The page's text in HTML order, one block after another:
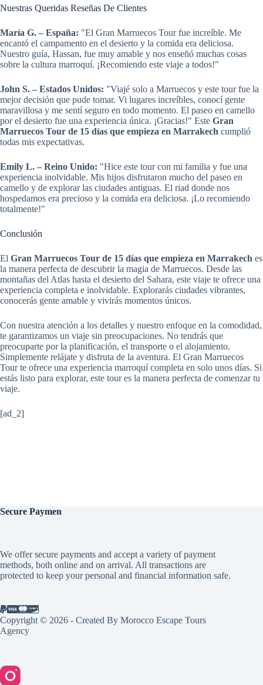
Nuestras Queridas Reseñas De Clientes
María G. – España: "El Gran Marruecos Tour fue increíble. Me
encantó el campamento en el desierto y la comida era deliciosa.
Nuestro guía, Hassan, fue muy amable y nos enseñó muchas cosas
sobre la cultura marroquí. ¡Recomiendo este viaje a todos!"
John S. – Estados Unidos: "Viajé solo a Marruecos y este tour fue la
mejor decisión que pude tomar. Vi lugares increíbles, conocí gente
maravillosa y me sentí seguro en todo momento. El paseo en camello
por el desierto fue una experiencia única. ¡Gracias!" Este Gran
Marruecos Tour de 15 días que empieza en Marrakech cumplió
todas mis expectativas.
Emily L. – Reino Unido: "Hice este tour con mi familia y fue una
experiencia inolvidable. Mis hijos disfrutaron mucho del paseo en
camello y de explorar las ciudades antiguas. El riad donde nos
hospedamos era precioso y la comida era deliciosa. ¡Lo recomiendo
totalmente!"
Conclusión
El Gran Marruecos Tour de 15 días que empieza en Marrakech es
la manera perfecta de descubrir la magia de Marruecos. Desde las
montañas del Atlas hasta el desierto del Sahara, este viaje te ofrece una
experiencia completa e inolvidable. Explorarás ciudades vibrantes,
conocerás gente amable y vivirás momentos únicos.
Con nuestra atención a los detalles y nuestro enfoque en la comodidad,
te garantizamos un viaje sin preocupaciones. No tendrás que
preocuparte por la planificación, el transporte o el alojamiento.
Simplemente relájate y disfruta de la aventura. El Gran Marruecos
Tour te ofrece una experiencia marroquí completa en solo unos días. Si
estás listo para explorar, este tour es la manera perfecta de comenzar tu
viaje.
[ad_2]
Secure Paymen
We offer secure payments and accept a variety of payment
methods, both online and on arrival. All transactions are
protected to keep your personal and financial information safe.
Copyright © 2026 - Created By Morocco Escape Tours
Agency